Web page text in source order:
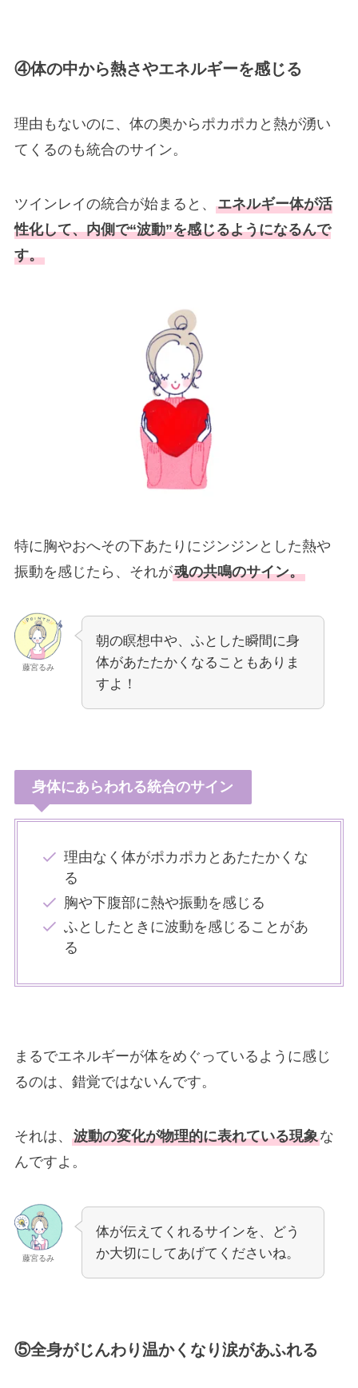
④体の中から熱さやエネルギーを感じる
理由もないのに、体の奥からポカポカと熱が湧い
てくるのも統合のサイン。
ツインレイの統合が始まると、 エネルギー体が活
性化して、内側で“波動”を感じるようになるんで
す。
特に胸やおへその下あたりにジンジンとした熱や
振動を感じたら、それが魂の共鳴のサイン。
藤宮るみ
朝の瞑想中や、ふとした瞬間に身
体があたたかくなることもありま
すよ！
身体にあらわれる統合のサイン
理由なく体がポカポカとあたたかくな
る
胸や下腹部に熱や振動を感じる
ふとしたときに波動を感じることがあ
る
まるでエネルギーが体をめぐっているように感じ
るのは、錯覚ではないんです。
それは、 波動の変化が物理的に表れている現象な
んですよ。
藤宮るみ
体が伝えてくれるサインを、どう
か大切にしてあげてくださいね。
⑤全身がじんわり温かくなり涙があふれる